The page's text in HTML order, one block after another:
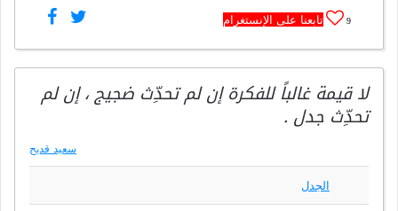
9 تابعنا على الإنستغرام
لا قيمة غالباً للفكرة إن لم تحدِّث ضجيج ، إن لم
تحدِّث جدل .
سعيد قديح
الجدل